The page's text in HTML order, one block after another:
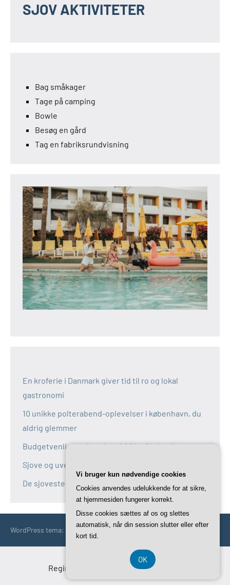
SJOV AKTIVITETER
Bag småkager
Tage på camping
Bowle
Besøg en gård
Tag en fabriksrundvisning
En kroferie i Danmark giver tid til ro og lokal
gastronomi
10 unikke polterabend-oplevelser i københavn, du
aldrig glemmer
Budgetvenlige polterabend-idéer i københavn
Sjove og uventede polterabend-idéer i københavn
De sjoveste aktiviteter til polterabend i københavn
WordPress tema: Occasio by ThemeZee.
Registreringsnummer DK-37 40 77 39
Vi bruger kun nødvendige cookies
Cookies anvendes udelukkende for at sikre,
at hjemmesiden fungerer korrekt.
Disse cookies sættes af os og slettes
automatisk, når din session slutter eller efter
kort tid.
OK